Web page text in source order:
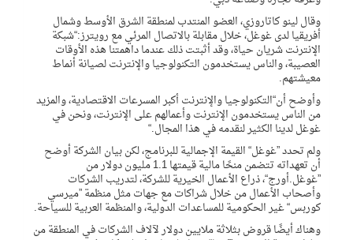
وقال لينو كاتاروزي، العضو المنتدب لمنطقة الشرق الأوسط وشمال
أفريقيا لدى غوغل، خلال مقابلة بالاتصال المرئي مع رويترز:“شبكة
الإنترنت شريان حياة، وقد أثبتت ذلك عندما داهمتنا هذه الأوقات
العصيبة، والناس يستخدمون التكنولوجيا والإنترنت لصيانة أنماط
معيشتهم.
وأوضح أن“التكنولوجيا والإنترنت أكبر المسرعات الاقتصادية، والمزيد
من الناس يستخدمون الإنترنت وأعمالهم على الإنترنت، ونحن في
غوغل لدينا الكثير لنقدمه في هذا المجال.“
ولم تحدد ”غوغل“ القيمة الإجمالية للبرنامج، لكن بيان الشركة أوضح
أن تعهداته تتضمن منحًا مالية قيمتها 1.1 مليون دولار من
”غوغل.أورج“، ذراع الأعمال الخيرية للشركة، لتدريب الشركات
وأصحاب الأعمال من خلال شراكات مع جهات مثل منظمة ”ميرسي
كوربس“ غير الحكومية للمساعدات الدولية، والمنظمة العربية للسياحة.
وهناك أيضًا قروض بثلاثة ملايين دولار لآلاف الشركات في المنطقة من